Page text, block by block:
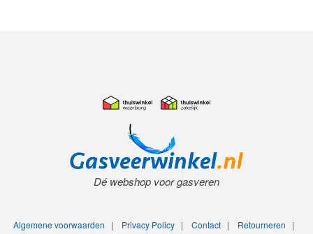
Dé webshop voor gasveren
Algemene voorwaarden | Privacy Policy| Contact| Retourneren |